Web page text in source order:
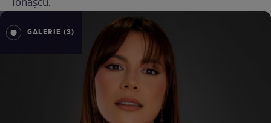
Ionașcu.
GALERIE (3)